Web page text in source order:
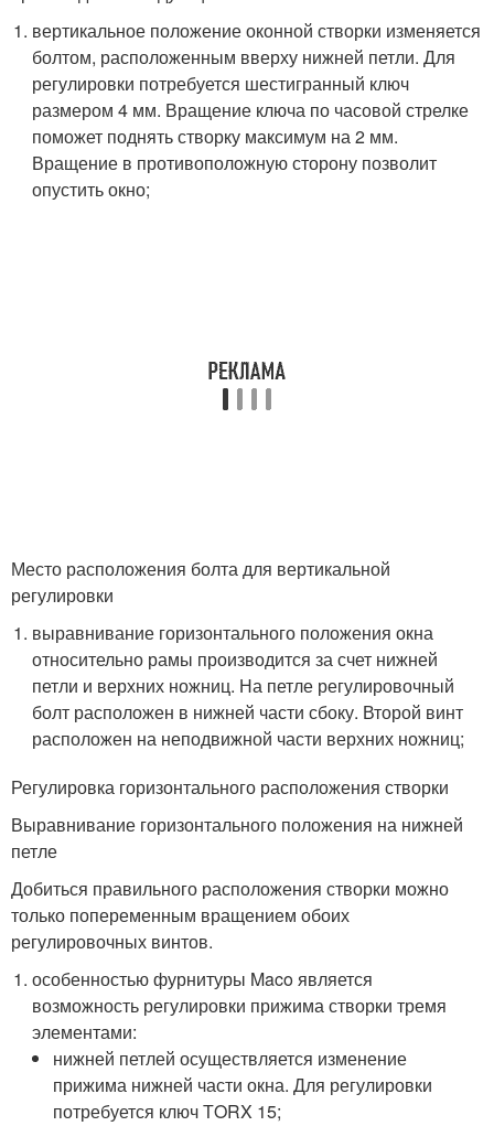
вертикальное положение оконной створки изменяется
болтом, расположенным вверху нижней петли. Для
регулировки потребуется шестигранный ключ
размером 4 мм. Вращение ключа по часовой стрелке
поможет поднять створку максимум на 2 мм.
Вращение в противоположную сторону позволит
опустить окно;
Место расположения болта для вертикальной
регулировки
выравнивание горизонтального положения окна
относительно рамы производится за счет нижней
петли и верхних ножниц. На петле регулировочный
болт расположен в нижней части сбоку. Второй винт
расположен на неподвижной части верхних ножниц;
Регулировка горизонтального расположения створки
Выравнивание горизонтального положения на нижней
петле
Добиться правильного расположения створки можно
только попеременным вращением обоих
регулировочных винтов.
особенностью фурнитуры Maco является
возможность регулировки прижима створки тремя
элементами:
нижней петлей осуществляется изменение
прижима нижней части окна. Для регулировки
потребуется ключ ТORX 15;